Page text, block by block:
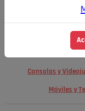
Cine, Libros y Música
Consolas y
Móviles y